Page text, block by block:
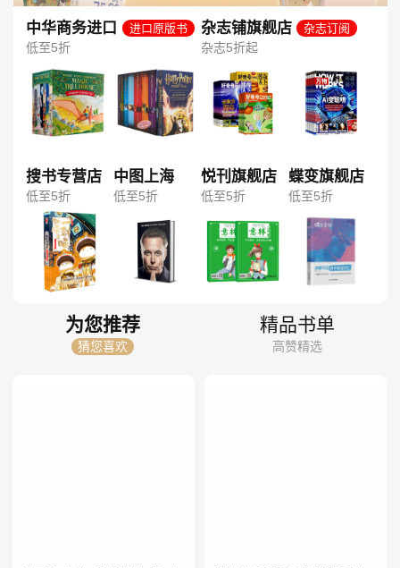
中华商务进口
图书旗舰店
进口原版书
低至5折
杂志铺旗舰店 杂志订阅
杂志5折起
搜书专营店
低至5折
中图上海
低至5折
悦刊旗舰店
低至5折
蝶变旗舰店
低至5折
为您推荐
猜您喜欢
精品书单
高赞精选